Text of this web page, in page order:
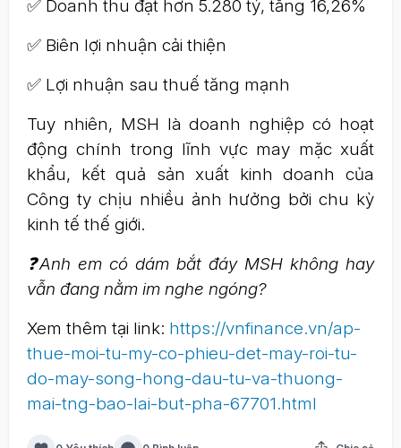
✅ Doanh thu đạt hơn 5.280 tỷ, tăng 16,26%
✅ Biên lợi nhuận cải thiện
✅ Lợi nhuận sau thuế tăng mạnh
Tuy nhiên, MSH là doanh nghiệp có hoạt
động chính trong lĩnh vực may mặc xuất
khẩu, kết quả sản xuất kinh doanh của
Công ty chịu nhiều ảnh hưởng bởi chu kỳ
kinh tế thế giới.
❓Anh em có dám bắt đáy MSH không hay
vẫn đang nằm im nghe ngóng?
Xem thêm tại link: https://vnfinance.vn/ap-
thue-moi-tu-my-co-phieu-det-may-roi-tu-
do-may-song-hong-dau-tu-va-thuong-
mai-tng-bao-lai-but-pha-67701.html